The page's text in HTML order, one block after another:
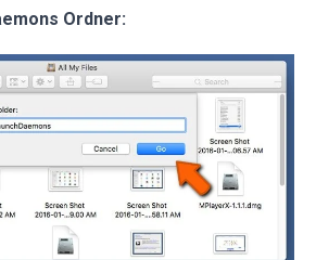
Ordner: